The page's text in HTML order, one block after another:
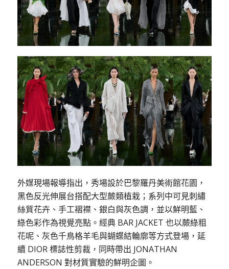
外媒現場報導指出，秀場設於巴黎羅丹美術館花園，
黑色反光伸展台搭配大型蕨類植栽；系列中可見刺繡
絲質花卉、手工褶襟、銀白與灰色調，並以鮮明藍、
綠色彩作為視覺亮點。經典 BAR JACKET 也以蕨綠粗
花呢、灰色千鳥格羊毛與蝴蝶結輪廓等方式登場，延
續 DIOR 標誌性剪裁，同時帶出 JONATHAN
ANDERSON 對材質實驗的鮮明企圖。